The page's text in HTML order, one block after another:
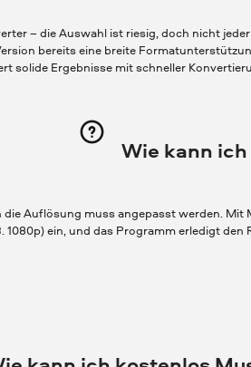
– die Auswahl ist riesig, doch nicht
bereits eine breite
solide Ergebnisse mit schneller
Wie kann
Auflösung muss angepasst werden. Mit
ein, und das Programm erledigt den